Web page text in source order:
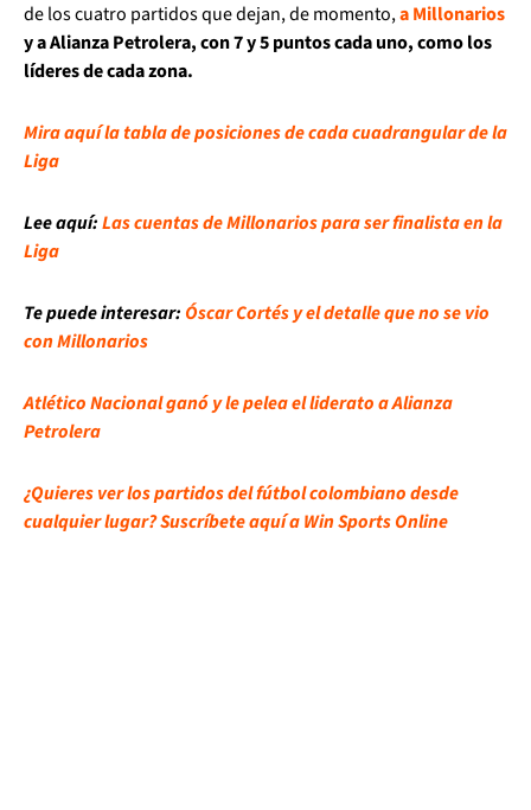
de los cuatro partidos que dejan, de momento,a Millonarios
y a Alianza Petrolera, con 7 y 5 puntos cada uno, como los
líderes de cada zona.
Mira aquí la tabla de posiciones de cada cuadrangular de la
Liga
Lee aquí:Las cuentas de Millonarios para ser finalista en la
Liga
Te puede interesar: Óscar Cortés y el detalle que no se vio
con Millonarios
Atlético Nacional ganó y le pelea el liderato a Alianza
Petrolera
¿Quieres ver los partidos del fútbol colombiano desde
cualquier lugar? Suscríbete aquí a Win Sports Online